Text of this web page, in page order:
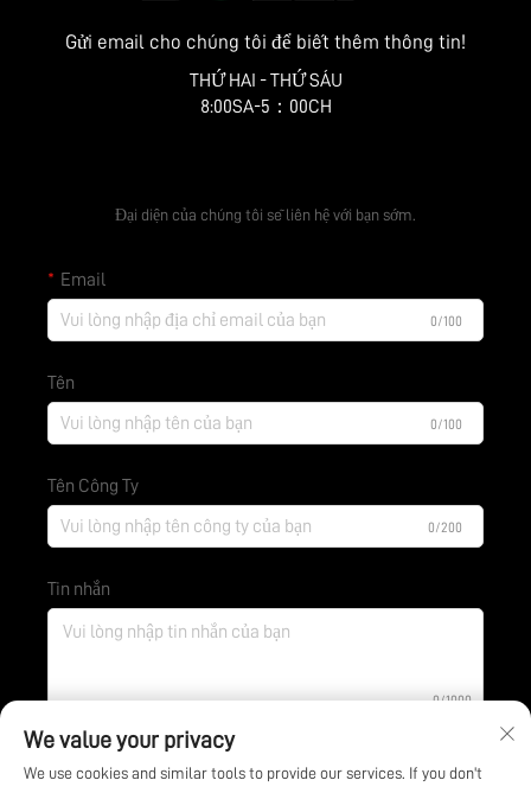
Gửi email cho chúng tôi để biết thêm thông tin!
THỨ HAI - THỨ SÁU
8:00SA-5：00CH
Đại diện của chúng tôi sẽ liên hệ với bạn sớm.
Email
0/100
Tên
0/100
Tên Công Ty
0/200
Tin nhắn
0/1000
Gửi
We value your privacy
We use cookies and similar tools to provide our services. If you don't